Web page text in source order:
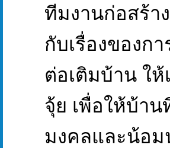
ทีมงานก่อสร้า
กับเรื่องของก
ต่อเติมบ้าน ใ
จุ้ย เพื่อให้บ้าน
มงคลและน้อม